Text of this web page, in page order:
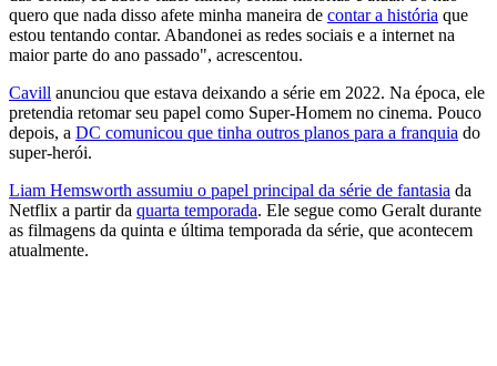
quero que nada disso afete minha maneira de contar a história que
estou tentando contar. Abandonei as redes sociais e a internet na
maior parte do ano passado", acrescentou.
Cavill anunciou que estava deixando a série em 2022. Na época, ele
pretendia retomar seu papel como Super-Homem no cinema. Pouco
depois, a DC comunicou que tinha outros planos para a franquia do
super-herói.
Liam Hemsworth assumiu o papel principal da série de fantasia da
Netflix a partir da quarta temporada. Ele segue como Geralt durante
as filmagens da quinta e última temporada da série, que acontecem
atualmente.